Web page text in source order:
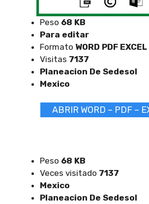
Peso 68 KB
Para editar
Formato WORD PDF EXCEL
Visitas 7137
Planeacion De Sedesol
Mexico
ABRIR WORD – PDF –
Peso 68 KB
Veces visitado 7137
Mexico
Planeacion De Sedesol